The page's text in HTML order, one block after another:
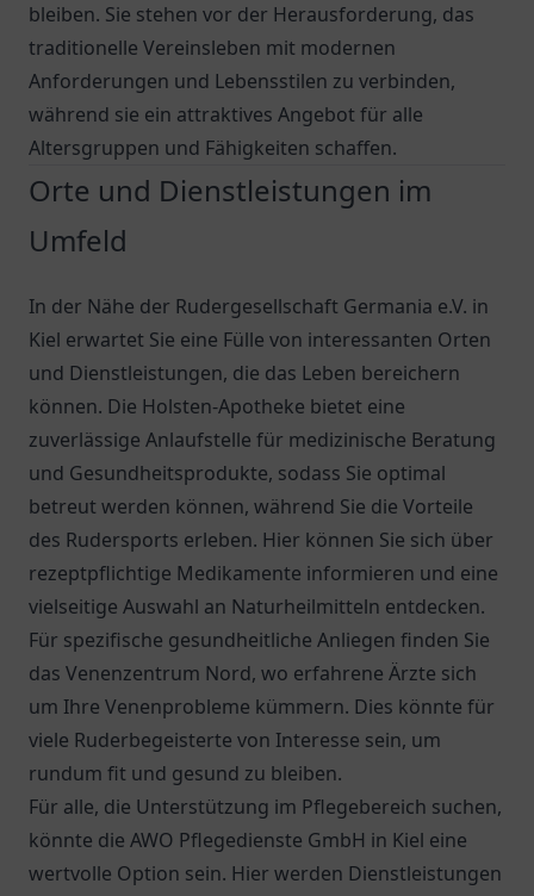
bleiben. Sie stehen vor der Herausforderung, das
traditionelle Vereinsleben mit modernen
Anforderungen und Lebensstilen zu verbinden,
während sie ein attraktives Angebot für alle
Altersgruppen und Fähigkeiten schaffen.
Orte und Dienstleistungen im
Umfeld
In der Nähe der Rudergesellschaft Germania e.V. in
Kiel erwartet Sie eine Fülle von interessanten Orten
und Dienstleistungen, die das Leben bereichern
können. Die Holsten-Apotheke bietet eine
zuverlässige Anlaufstelle für medizinische Beratung
und Gesundheitsprodukte, sodass Sie optimal
betreut werden können, während Sie die Vorteile
des Rudersports erleben. Hier können Sie sich über
rezeptpflichtige Medikamente informieren und eine
vielseitige Auswahl an Naturheilmitteln entdecken.
Für spezifische gesundheitliche Anliegen finden Sie
das Venenzentrum Nord, wo erfahrene Ärzte sich
um Ihre Venenprobleme kümmern. Dies könnte für
viele Ruderbegeisterte von Interesse sein, um
rundum fit und gesund zu bleiben.
Für alle, die Unterstützung im Pflegebereich suchen,
könnte die AWO Pflegedienste GmbH in Kiel eine
wertvolle Option sein. Hier werden Dienstleistungen